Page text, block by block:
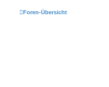
Foren-Übersicht